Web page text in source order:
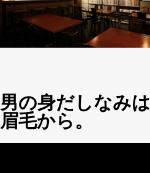
男の身だしなみは
眉毛から。